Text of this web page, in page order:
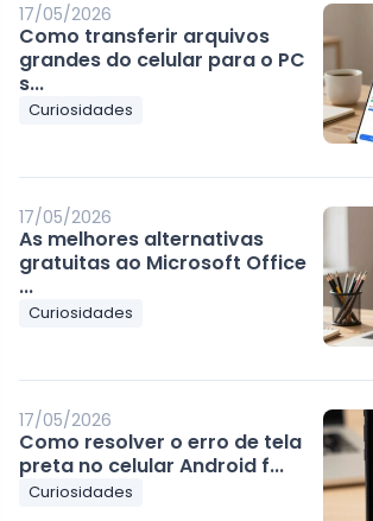
17/05/2026
Como transferir arquivos
grandes do celular para o PC
s...
Curiosidades
17/05/2026
As melhores alternativas
gratuitas ao Microsoft Office
...
Curiosidades
17/05/2026
Como resolver o erro de tela
preta no celular Android f...
Curiosidades